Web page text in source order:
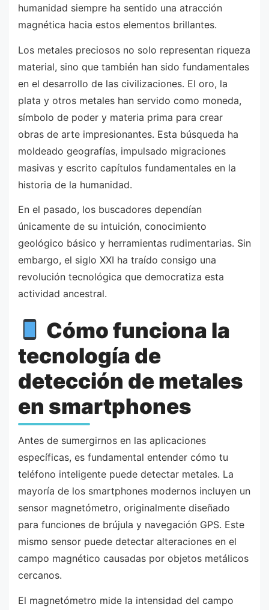
humanidad siempre ha sentido una atracción
magnética hacia estos elementos brillantes.
Los metales preciosos no solo representan riqueza
material, sino que también han sido fundamentales
en el desarrollo de las civilizaciones. El oro, la
plata y otros metales han servido como moneda,
símbolo de poder y materia prima para crear
obras de arte impresionantes. Esta búsqueda ha
moldeado geografías, impulsado migraciones
masivas y escrito capítulos fundamentales en la
historia de la humanidad.
En el pasado, los buscadores dependían
únicamente de su intuición, conocimiento
geológico básico y herramientas rudimentarias. Sin
embargo, el siglo XXI ha traído consigo una
revolución tecnológica que democratiza esta
actividad ancestral.
Cómo funciona la
tecnología de
detección de metales
en smartphones
Antes de sumergirnos en las aplicaciones
específicas, es fundamental entender cómo tu
teléfono inteligente puede detectar metales. La
mayoría de los smartphones modernos incluyen un
sensor magnetómetro, originalmente diseñado
para funciones de brújula y navegación GPS. Este
mismo sensor puede detectar alteraciones en el
campo magnético causadas por objetos metálicos
cercanos.
El magnetómetro mide la intensidad del campo